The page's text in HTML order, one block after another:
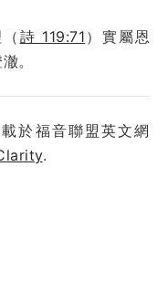
詩 119:71 ）實屬恩
。
於福音聯盟英文網
.